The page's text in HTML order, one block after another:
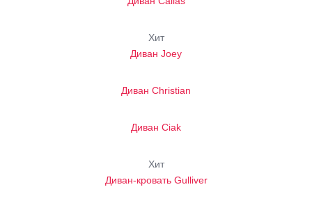
Хит
Диван Joey
Диван Christian
Диван Ciak
Хит
Диван-кровать Gulliver